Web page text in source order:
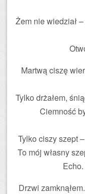
Żem nie wiedział
Martwą ciszę
Tylko drżałem,
Ciemność
Tylko ciszy szept
To mój własny
Drzwi